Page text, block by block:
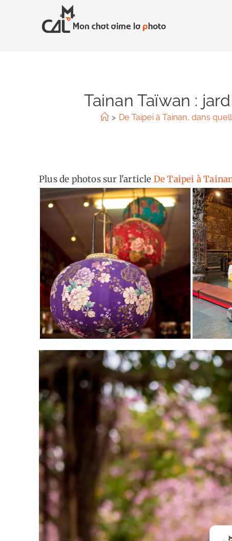
Tainan Taïwan :
> De Taipei à Tainan, dans
Plus de photos sur l'article De Taipei à